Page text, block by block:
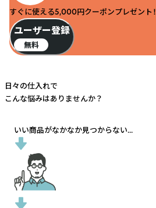
すぐに使える5,000円クーポンプレゼント！
ユーザー登録
無料
日々の仕入れで
こんな悩みはありませんか？
いい商品がなかなか見つからない...